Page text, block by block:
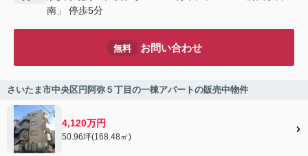
南」 停歩5分
無料 お問い合わせ
さいたま市中央区円阿弥５丁目の一棟アパートの販売中物件
4,120万円
50.96坪(168.48㎡)